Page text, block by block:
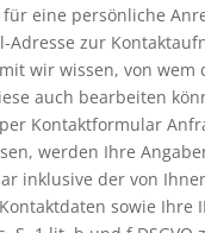
für eine persönliche
Adresse zur
wir wissen, von wem
auch bearbeiten
Kontaktformular
werden Ihre
inklusive der von
sowie Ihre